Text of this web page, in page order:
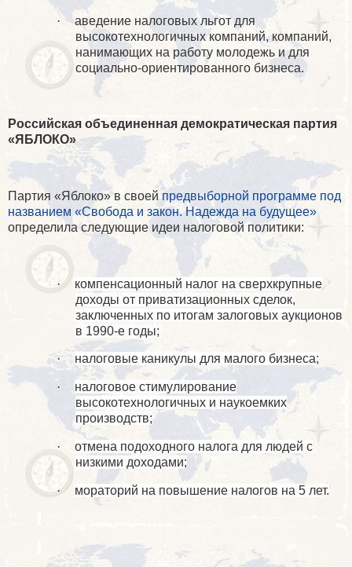
·
аведение налоговых льгот для
высокотехнологичных компаний, компаний,
нанимающих на работу молодежь и для
социально-ориентированного бизнеса.
Российская объединенная демократическая партия
«ЯБЛОКО»
Партия «Яблоко» в своейпредвыборной программе под
названием «Свобода и закон. Надежда на будущее»
определила следующие идеи налоговой политики:
·
компенсационный налог на сверхкрупные
доходы от приватизационных сделок,
заключенных по итогам залоговых аукционов
в 1990-е годы;
· налоговые каникулы для малого бизнеса;
·
налоговое стимулирование
высокотехнологичных и наукоемких
производств;
·
отмена подоходного налога для людей с
низкими доходами;
· мораторий на повышение налогов на 5 лет.